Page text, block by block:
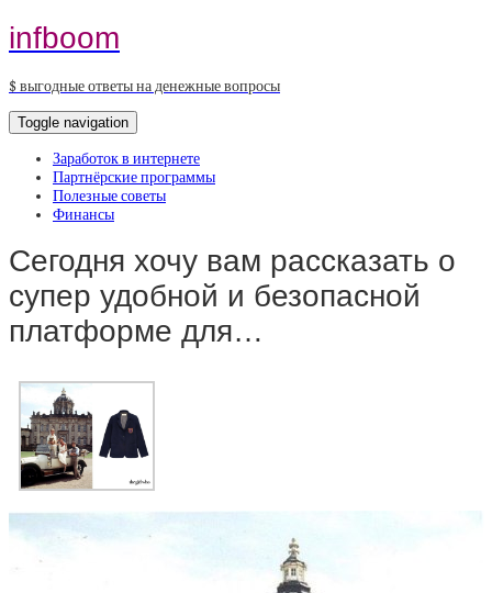
infboom
$ выгодные ответы на денежные вопросы
Toggle navigation
Заработок в интернете
Партнёрские программы
Полезные советы
Финансы
Сегодня хочу вам рассказать о
супер удобной и безопасной
платформе для…